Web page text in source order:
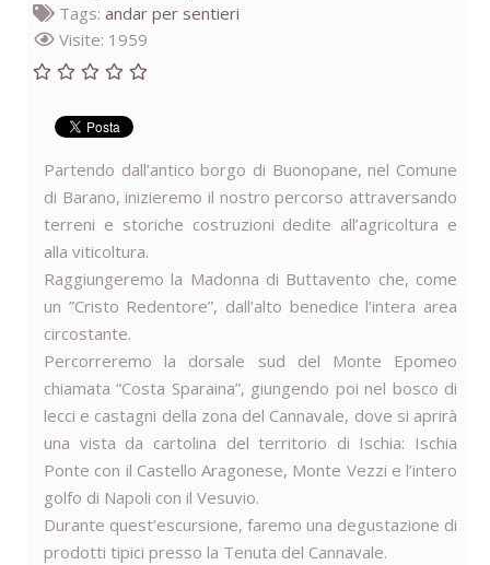
Tags: andar per sentieri
Visite: 1959
Partendo dall’antico borgo di Buonopane, nel Comune
di Barano, inizieremo il nostro percorso attraversando
terreni e storiche costruzioni dedite all’agricoltura e
alla viticoltura.
Raggiungeremo la Madonna di Buttavento che, come
un ”Cristo Redentore”, dall’alto benedice l’intera area
circostante.
Percorreremo la dorsale sud del Monte Epomeo
chiamata “Costa Sparaina”, giungendo poi nel bosco di
lecci e castagni della zona del Cannavale, dove si aprirà
una vista da cartolina del territorio di Ischia: Ischia
Ponte con il Castello Aragonese, Monte Vezzi e l’intero
golfo di Napoli con il Vesuvio.
Durante quest’escursione, faremo una degustazione di
prodotti tipici presso la Tenuta del Cannavale.